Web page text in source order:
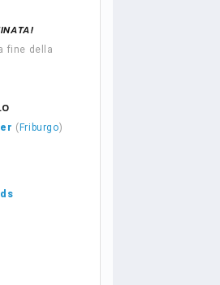
fine della
( Friburgo)